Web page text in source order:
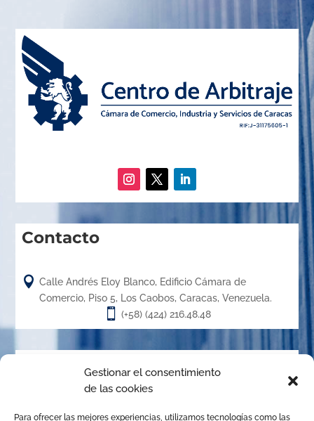
Gestionar el consentimiento
de las cookies
Para ofrecer las mejores experiencias, utilizamos tecnologías como las
Contacto
 Calle Andrés Eloy Blanco, Edificio Cámara de
Comercio, Piso 5, Los Caobos, Caracas, Venezuela.
 (+58) (424) 216.48.48
Acerca de